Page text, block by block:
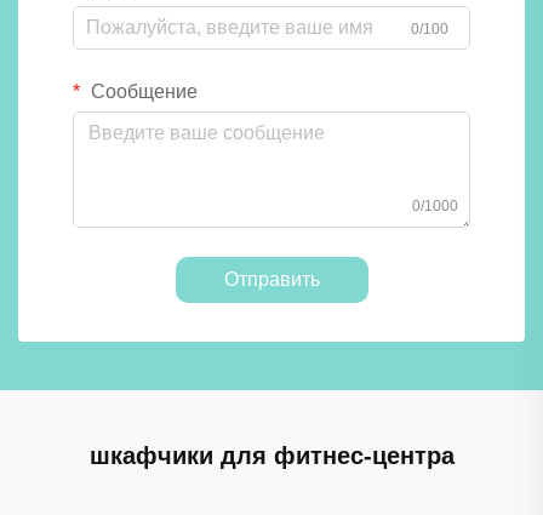
0/100
Сообщение
0/1000
Отправить
шкафчики для фитнес-центра